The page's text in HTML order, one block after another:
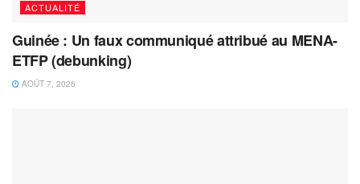
ACTUALITÉ
Guinée : Un faux communiqué attribué au MENA-
ETFP (debunking)
AOÛT 7, 2026